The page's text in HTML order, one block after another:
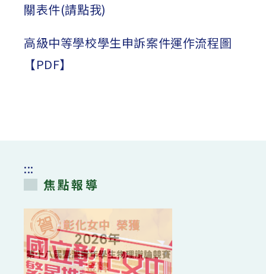
關表件(請點我)
高級中等學校學生申訴案件運作流程圖
【PDF】
:::
焦點報導